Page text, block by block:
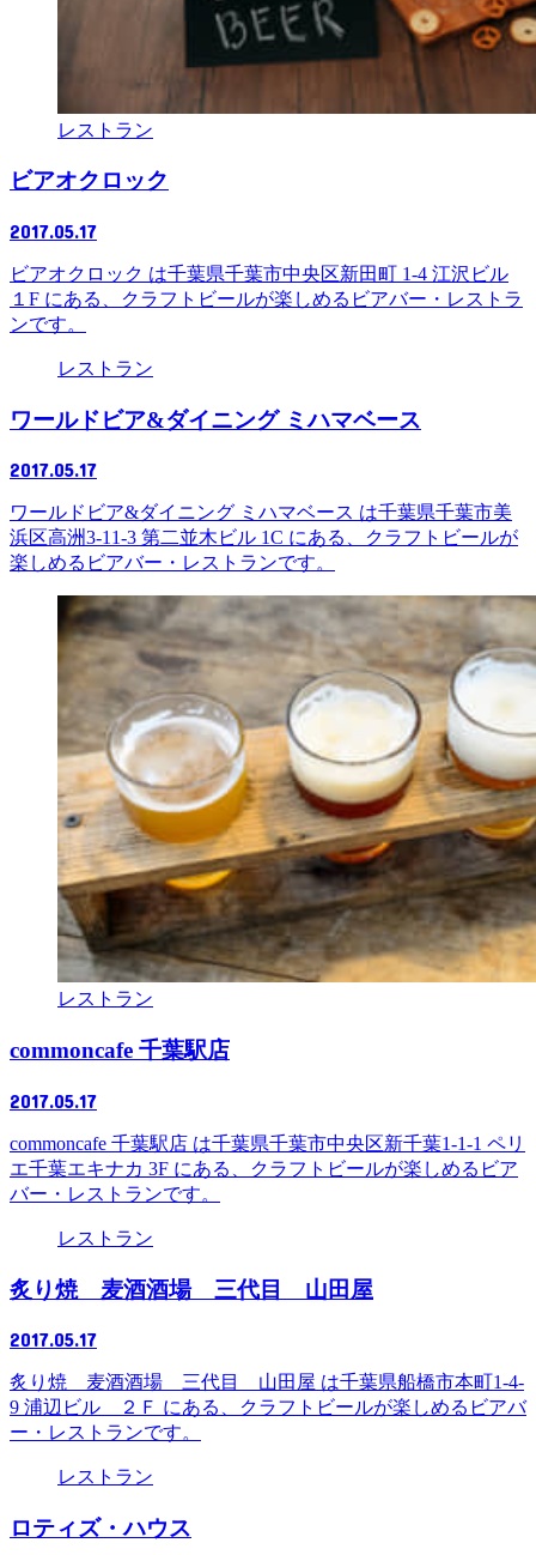
レストラン
ビアオクロック
2017.05.17
ビアオクロック は千葉県千葉市中央区新田町 1-4 江沢ビル
１F にある、クラフトビールが楽しめるビアバー・レストラ
ンです。
レストラン
ワールドビア&ダイニング ミハマベース
2017.05.17
ワールドビア&ダイニング ミハマベース は千葉県千葉市美
浜区高洲3-11-3 第二並木ビル 1C にある、クラフトビールが
楽しめるビアバー・レストランです。
レストラン
commoncafe 千葉駅店
2017.05.17
commoncafe 千葉駅店 は千葉県千葉市中央区新千葉1-1-1 ペリ
エ千葉エキナカ 3F にある、クラフトビールが楽しめるビア
バー・レストランです。
レストラン
炙り焼 麦酒酒場 三代目 山田屋
2017.05.17
炙り焼 麦酒酒場 三代目 山田屋 は千葉県船橋市本町1-4-
9 浦辺ビル ２Ｆ にある、クラフトビールが楽しめるビアバ
ー・レストランです。
レストラン
ロティズ・ハウス